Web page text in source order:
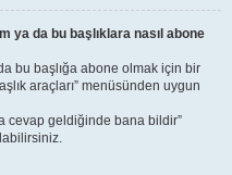
ya da bu başlıklara nasıl abone
bu başlığa abone olmak için bir
araçları” menüsünden uygun
cevap geldiğinde bana bildir”